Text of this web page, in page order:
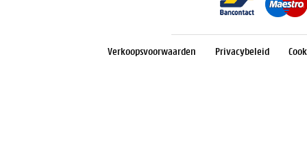
Verkoopsvoorwaarden Privacybeleid